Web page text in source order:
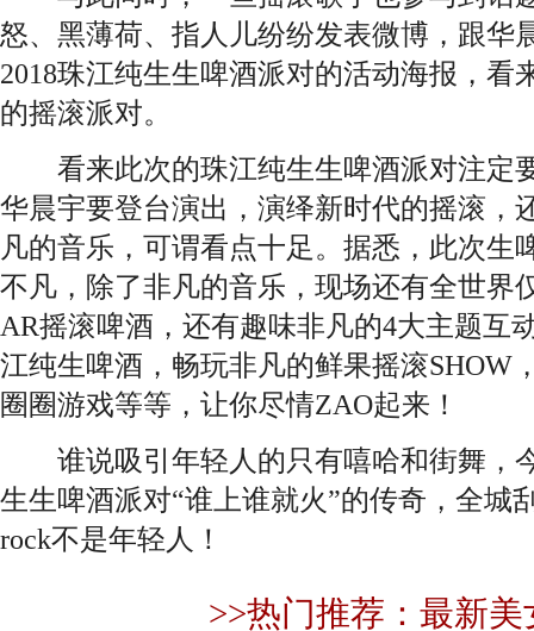
怒、黑薄荷、指人儿纷纷发表微博，跟华
2018珠江纯生生啤酒派对的活动海报，看
的摇滚派对。
看来此次的珠江纯生生啤酒派对注定
华晨宇要登台演出，演绎新时代的摇滚，
凡的音乐，可谓看点十足。据悉，此次生
不凡，除了非凡的音乐，现场还有全世界
AR摇滚啤酒，还有趣味非凡的4大主题互
江纯生啤酒，畅玩非凡的鲜果摇滚SHOW
圈圈游戏等等，让你尽情ZAO起来！
谁说吸引年轻人的只有嘻哈和街舞，
生生啤酒派对“谁上谁就火”的传奇，全城
rock不是年轻人！
>>热门推荐：最新美